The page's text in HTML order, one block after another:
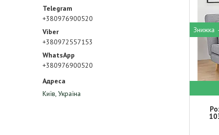
+380976900520
+380972557153
+380976900520
Київ, Україна